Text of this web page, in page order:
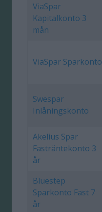
ViaSpar
Kapitalkonto 3
mån
ViaSpar Sparkonto
Swespar
Inlåningskonto
Akelius Spar
Fasträntekonto 3
år
Bluestep
Sparkonto Fast 7
år